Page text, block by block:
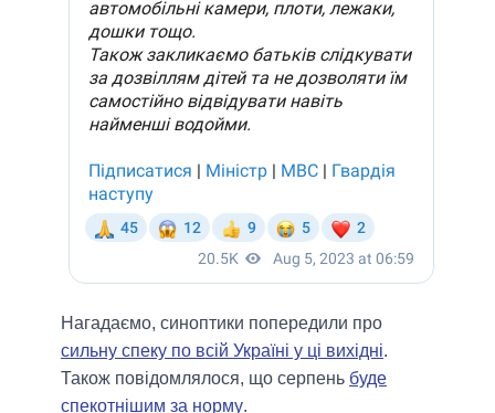
Нагадаємо, синоптики попередили про
сильну спеку по всій Україні у ці вихідні.
Також повідомлялося, що серпень буде
спекотнішим за норму.